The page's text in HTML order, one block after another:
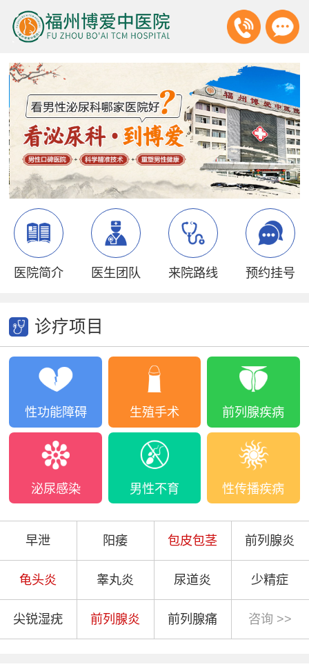
医院简介 医生团队 来院路线 预约挂号
诊疗项目
性功能障碍 生殖手术 前列腺疾病
泌尿感染 男性不育 性传播疾病
早泄 阳痿 包皮包茎 前列腺炎
龟头炎 睾丸炎 尿道炎 少精症
尖锐湿疣 前列腺炎 前列腺痛 咨询 >>